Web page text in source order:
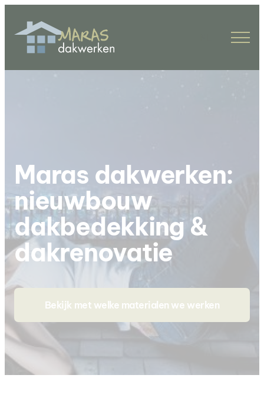
Maras dakwerken:
nieuwbouw
dakbedekking &
dakrenovatie
Bekijk met welke materialen we werken